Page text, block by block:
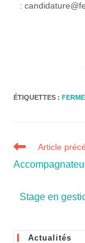
:
ÉTIQUETTES :
Article
Stage en
Actualités